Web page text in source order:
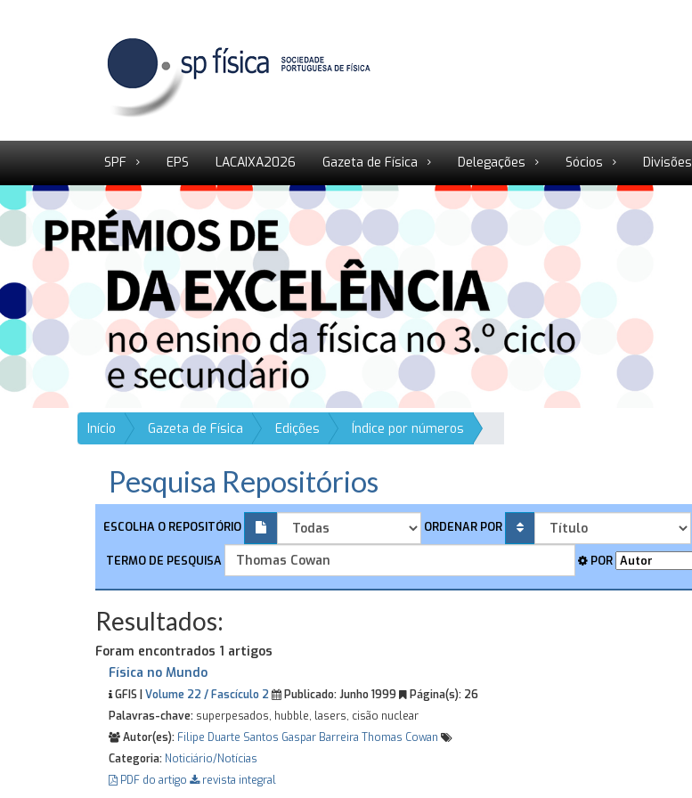
SPF EPS LACAIXA2026 Gazeta de Física Delegações Sócios Divisões
Início Gazeta de Física Edições Índice por números
Pesquisa Repositórios
ESCOLHA O REPOSITÓRIO ORDENAR POR
TERMO DE PESQUISA POR
Resultados:
Foram encontrados 1 artigos
Física no Mundo
GFIS | Volume 22 / Fascículo 2 Publicado:Junho 1999 Página(s): 26
Palavras-chave: superpesados, hubble, lasers, cisão nuclear
Autor(es): Filipe Duarte Santos Gaspar Barreira Thomas Cowan
Categoria: Noticiário/Notícias
PDF do artigo
revista integral